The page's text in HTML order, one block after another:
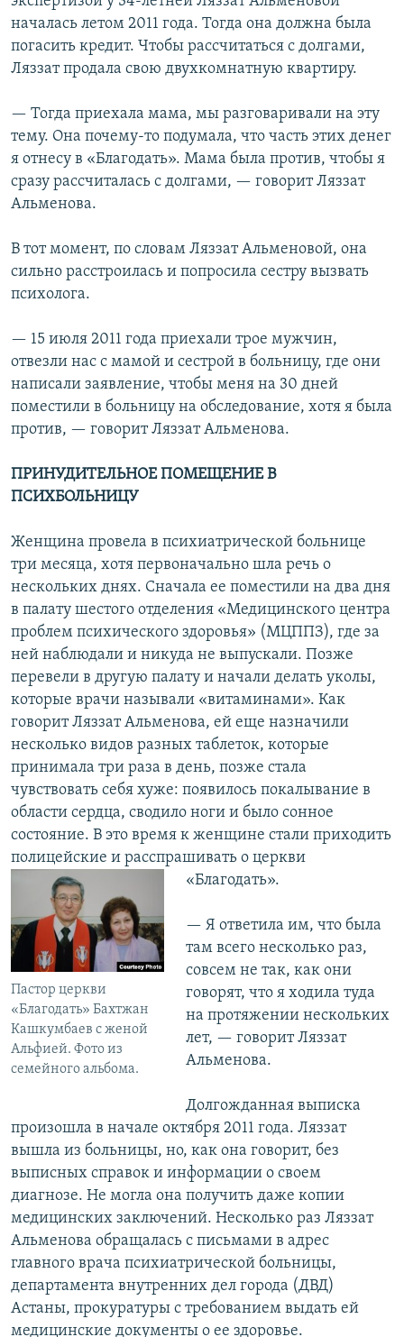
началась летом 2011 года. Тогда она должна была
погасить кредит. Чтобы рассчитаться с долгами,
Ляззат продала свою двухкомнатную квартиру.
— Тогда приехала мама, мы разговаривали на эту
тему. Она почему-то подумала, что часть этих денег
я отнесу в «Благодать». Мама была против, чтобы я
сразу рассчиталась с долгами, — говорит Ляззат
Альменова.
В тот момент, по словам Ляззат Альменовой, она
сильно расстроилась и попросила сестру вызвать
психолога.
— 15 июля 2011 года приехали трое мужчин,
отвезли нас с мамой и сестрой в больницу, где они
написали заявление, чтобы меня на 30 дней
поместили в больницу на обследование, хотя я была
против, — говорит Ляззат Альменова.
ПРИНУДИТЕЛЬНОЕ ПОМЕЩЕНИЕ В
ПСИХБОЛЬНИЦУ
Женщина провела в психиатрической больнице
три месяца, хотя первоначально шла речь о
нескольких днях. Сначала ее поместили на два дня
в палату шестого отделения «Медицинского центра
проблем психического здоровья» (МЦППЗ), где за
ней наблюдали и никуда не выпускали. Позже
перевели в другую палату и начали делать уколы,
которые врачи называли «витаминами». Как
говорит Ляззат Альменова, ей еще назначили
несколько видов разных таблеток, которые
принимала три раза в день, позже стала
чувствовать себя хуже: появилось покалывание в
области сердца, сводило ноги и было сонное
состояние. В это время к женщине стали приходить
полицейские и расспрашивать о церкви
Пастор церкви
«Благодать» Бахтжан
Кашкумбаев с женой
Альфией. Фото из
семейного альбома.
«Благодать».
— Я ответила им, что была
там всего несколько раз,
совсем не так, как они
говорят, что я ходила туда
на протяжении нескольких
лет, — говорит Ляззат
Альменова.
Долгожданная выписка
произошла в начале октября 2011 года. Ляззат
вышла из больницы, но, как она говорит, без
выписных справок и информации о своем
диагнозе. Не могла она получить даже копии
медицинских заключений. ​Несколько раз Ляззат
Альменова обращалась с письмами в адрес
главного врача психиатрической больницы,
департамента внутренних дел города (ДВД)
Астаны, прокуратуры с требованием выдать ей
медицинские документы о ее здоровье.